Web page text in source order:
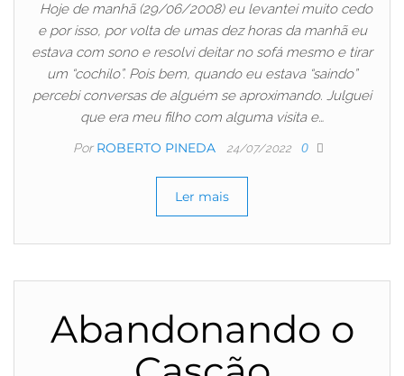
Hoje de manhã (29/06/2008) eu levantei muito cedo
e por isso, por volta de umas dez horas da manhã eu
estava com sono e resolvi deitar no sofá mesmo e tirar
um “cochilo”. Pois bem, quando eu estava “saindo”
percebi conversas de alguém se aproximando. Julguei
que era meu filho com alguma visita e…
Por ROBERTO PINEDA 24/07/2022 0
Ler mais
Abandonando o